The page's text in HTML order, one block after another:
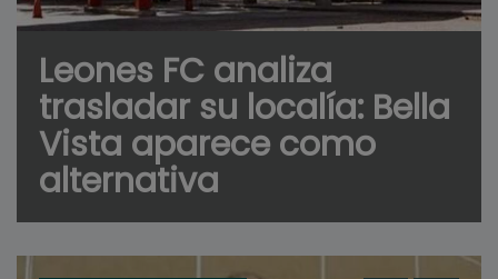
Leones FC analiza
trasladar su localía: Bella
Vista aparece como
alternativa